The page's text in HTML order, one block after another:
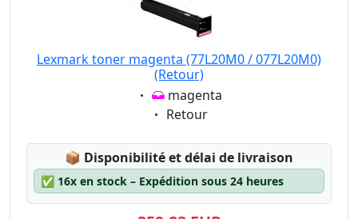
Lexmark toner magenta (77L20M0 / 077L20M0)
(Retour)
Eigenschaft:
magenta
Eigenschaft:
Retour
📦 Lagerstatus:
Disponibilité et délai de livraison
✅ 16x en stock – Expédition sous 24 heures